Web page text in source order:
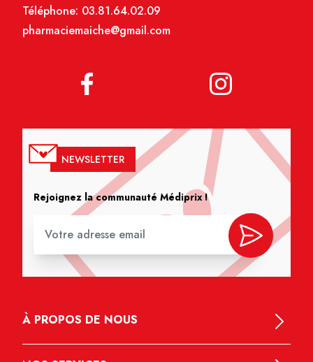
Téléphone: 03.81.64.02.09
pharmaciemaiche@gmail.com
NEWSLETTER
Rejoignez la communauté Médiprix !
À PROPOS DE NOUS